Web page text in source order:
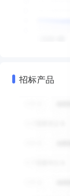
招标产品